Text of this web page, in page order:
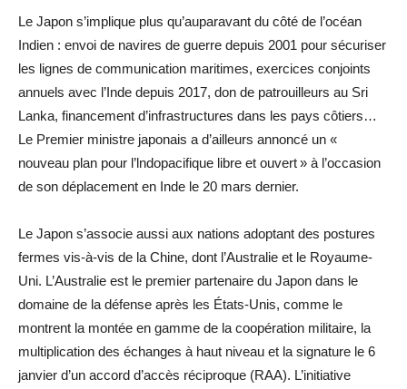
Le Japon s’implique plus qu’auparavant du côté de l’océan
Indien : envoi de navires de guerre depuis 2001 pour sécuriser
les lignes de communication maritimes, exercices conjoints
annuels avec l’Inde depuis 2017, don de patrouilleurs au Sri
Lanka, financement d’infrastructures dans les pays côtiers…
Le Premier ministre japonais a d’ailleurs annoncé un «
nouveau plan pour l’lndopacifique libre et ouvert » à l’occasion
de son déplacement en Inde le 20 mars dernier.
Le Japon s’associe aussi aux nations adoptant des postures
fermes vis-à-vis de la Chine, dont l’Australie et le Royaume-
Uni. L’Australie est le premier partenaire du Japon dans le
domaine de la défense après les États-Unis, comme le
montrent la montée en gamme de la coopération militaire, la
multiplication des échanges à haut niveau et la signature le 6
janvier d’un accord d’accès réciproque (RAA). L’initiative